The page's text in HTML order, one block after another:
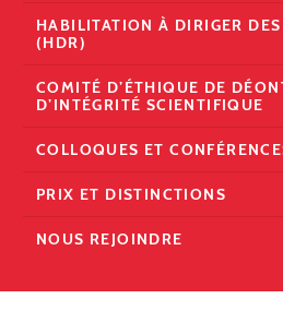
HABILITATION À DIRIGER DES
(HDR)
COMITÉ D’ÉTHIQUE DE
D’INTÉGRITÉ SCIENTIFIQUE
COLLOQUES ET
PRIX ET DISTINCTIONS
NOUS REJOINDRE